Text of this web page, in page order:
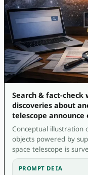
Search & fact-check
discoveries about
telescope announce
Conceptual illustration
objects powered by
space telescope is
PROMPT DE IA